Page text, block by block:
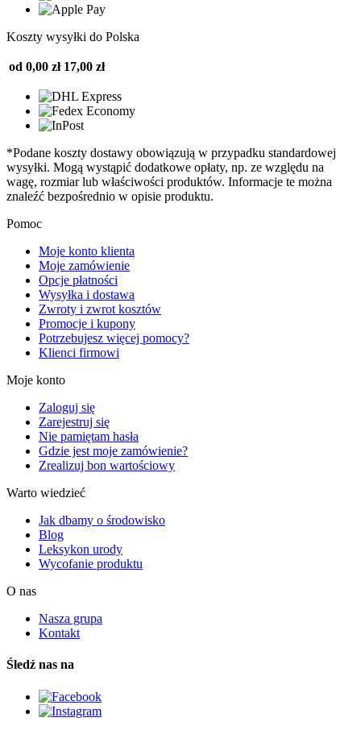
Koszty wysyłki do Polska
od 0,00 zł 17,00 zł
*Podane koszty dostawy obowiązują w przypadku standardowej
wysyłki. Mogą wystąpić dodatkowe opłaty, np. ze względu na
wagę, rozmiar lub właściwości produktów. Informacje te można
znaleźć bezpośrednio w opisie produktu.
Pomoc
Moje konto klienta
Moje zamówienie
Opcje płatności
Wysyłka i dostawa
Zwroty i zwrot kosztów
Promocje i kupony
Potrzebujesz więcej pomocy?
Klienci firmowi
Moje konto
Zaloguj się
Zarejestruj się
Nie pamiętam hasła
Gdzie jest moje zamówienie?
Zrealizuj bon wartościowy
Warto wiedzieć
Jak dbamy o środowisko
Blog
Leksykon urody
Wycofanie produktu
O nas
Nasza grupa
Kontakt
Śledź nas na